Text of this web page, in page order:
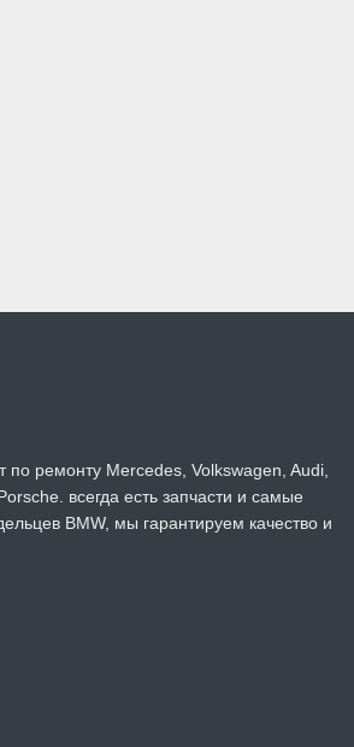
ремонту Mercedes, Volkswagen, Audi,
всегда есть запчасти и самые
BMW, мы гарантируем качество и